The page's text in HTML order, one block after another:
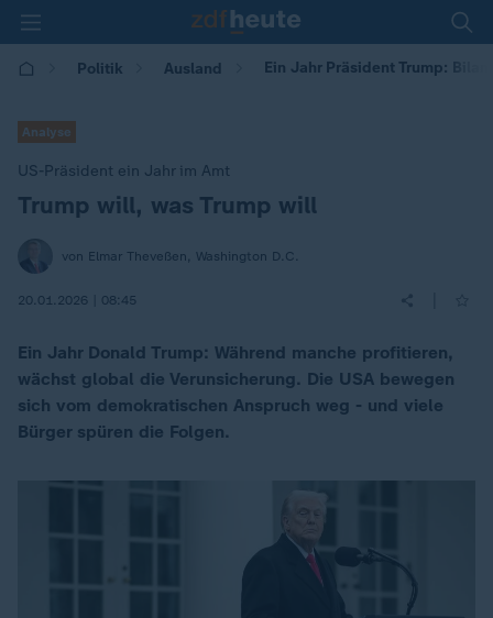
Politik Ausland Ein Jahr Präsident Trump:
Analyse
US-Präsident ein Jahr im Amt
:
Trump will, was Trump will
von Elmar Theveßen, Washington D.C.
20.01.2026 | 08:45
Ein Jahr Donald Trump: Während manche profitieren,
wächst global die Verunsicherung. Die USA bewegen
sich vom demokratischen Anspruch weg - und viele
Bürger spüren die Folgen.